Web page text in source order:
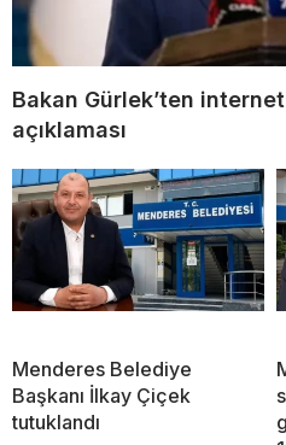
Bakan Gürlek’ten
açıklaması
Menderes Belediye
Başkanı İlkay Çiçek
tutuklandı